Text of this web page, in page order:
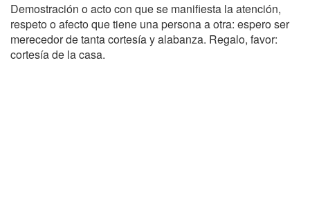
Demostración o acto con que se manifiesta la atención,
respeto o afecto que tiene una persona a otra: espero ser
merecedor de tanta cortesía y alabanza. Regalo, favor:
cortesía de la casa.